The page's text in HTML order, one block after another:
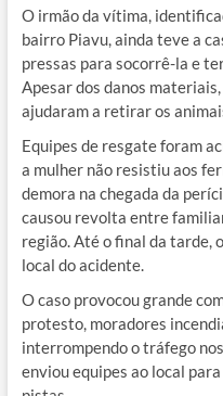
O irmão da vítima,
bairro Piavu, ainda teve a
pressas para socorrê-la e
Apesar dos danos
ajudaram a retirar os
Equipes de resgate foram
a mulher não resistiu aos
demora na chegada da
causou revolta entre
região. Até o final da tarde,
local do acidente.
O caso provocou grande
protesto, moradores
interrompendo o tráfego
enviou equipes ao local